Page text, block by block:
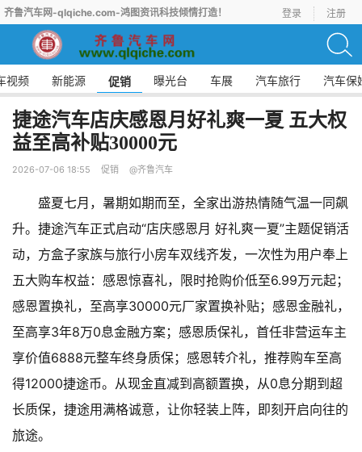
齐鲁汽车网-qlqiche.com-鸿图资讯科技倾情打造！ 登录 注册
视频 新能源 促销 曝光台 车展 汽车旅行 汽车保
捷途汽车店庆感恩月好礼爽一夏​ 五大权
益至高补贴30000元
2026-07-06 18:55 促销 @齐鲁汽车
盛夏七月，暑期如期而至，全家出游热情随气温一同飙
升。捷途汽车正式启动“店庆感恩月 好礼爽一夏”主题促销活
动，方盒子家族与旅行小房车双线齐发，一次性为用户奉上
五大购车权益：感恩惊喜礼，限时抢购价低至6.99万元起；
感恩置换礼，至高享30000元厂家置换补贴；感恩金融礼，
至高享3年8万0息金融方案；感恩质保礼，首任非营运车主
享价值6888元整车终身质保；感恩转介礼，推荐购车至高
得12000捷途币。从现金直减到高额置换，从0息分期到超
长质保，捷途用满格诚意，让你轻装上阵，即刻开启向往的
旅途。